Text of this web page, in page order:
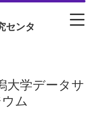
センタ
学データサ
ム